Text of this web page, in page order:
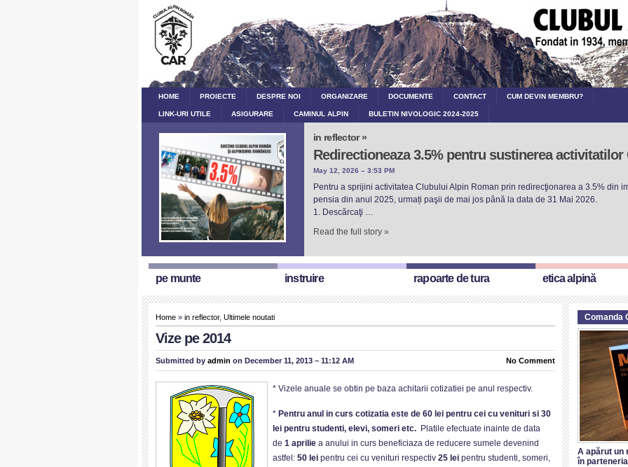
HOME PROIECTE DESPRE NOI ORGANIZARE DOCUMENTE CONTACT CUM DEVIN MEMBRU?
LINK-URI UTILE ASIGURARE CAMINUL ALPIN BULETIN NIVOLOGIC 2024-2025
in reflector »
Redirectioneaza 3.5% pentru sustinerea
May 12, 2026 – 3:53 PM
Pentru a sprijini activitatea Clubului Alpin Roman prin redirecţionarea a 3.5% din
pensia din anul 2025, urmați paşii de mai jos până la data de 31 Mai 2026.
1. Descărcaţi …
Read the full story »
pe munte instruire rapoarte de tura etica alpină
Home » in reflector, Ultimele noutati
Vize pe 2014
Submitted by admin on December 11, 2013 – 11:12 AM No Comment
* Vizele anuale se obtin pe baza achitarii cotizatiei pe anul respectiv.
* Pentru anul in curs cotizatia este de 60 lei pentru cei cu venituri si 30
lei pentru studenti, elevi, someri etc. Platile efectuate inainte de data
de 1 aprilie a anului in curs beneficiaza de reducere sumele devenind
astfel: 50 lei pentru cei cu venituri respectiv 25 lei pentru studenti, someri,
Comanda
A apărut un
în